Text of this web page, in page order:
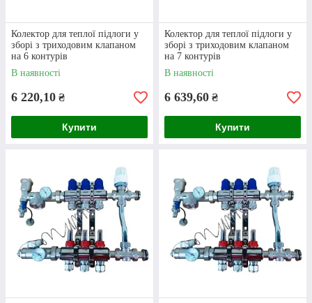
03
Поліпропілен
Якщо ви шукаєте бюджетний варіант для роботи
з невисокими температурами, поліпропіленовий
колектор - те, що вам потрібно.
Чому клієнти обирають компанію
“Клондайк”?
Колектор для теплої підлоги у
зборі з триходовим клапаном
на 6 контурів
В наявності
6 220,10 ₴
Купити
Колектор для теплої підлоги у
зборі з триходовим клапаном
на 7 контурів
В наявності
6 639,60 ₴
Купити